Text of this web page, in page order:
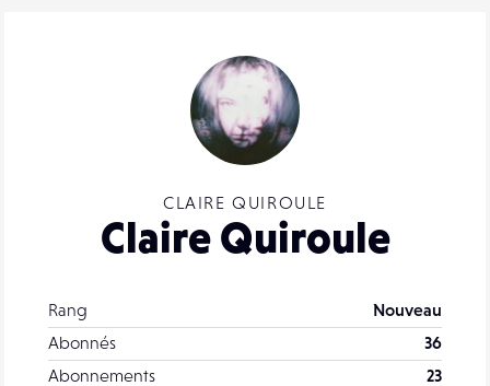
CLAIRE QUIROULE
Claire Quiroule
Rang
Nouveau
Abonnés
36
Abonnements
23